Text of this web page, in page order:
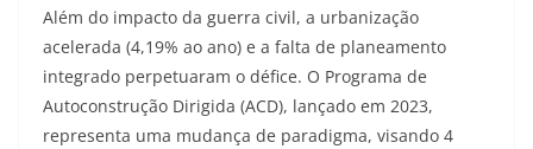
Além do impacto da guerra civil, a urbanização
acelerada (4,19% ao ano) e a falta de planeamento
integrado perpetuaram o défice. O Programa de
Autoconstrução Dirigida (ACD), lançado em 2023,
representa uma mudança de paradigma, visando 4